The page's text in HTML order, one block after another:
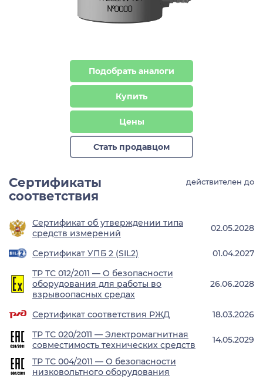
Подобрать аналоги
Купить
Цены
Стать продавцом
Сертификаты
соответствия
действителен до
Сертификат об утверждении типа
средств измерений
02.05.2028
Сертификат УПБ 2 (SIL2)
01.04.2027
ТР ТС 012/2011 — О безопасности
оборудования для работы во
взрывоопасных средах
26.06.2028
Сертификат соответствия РЖД
18.03.2026
ТР ТС 020/2011 — Электромагнитная
совместимость технических средств
14.05.2029
ТР ТС 004/2011 — О безопасности
низковольтного оборудования